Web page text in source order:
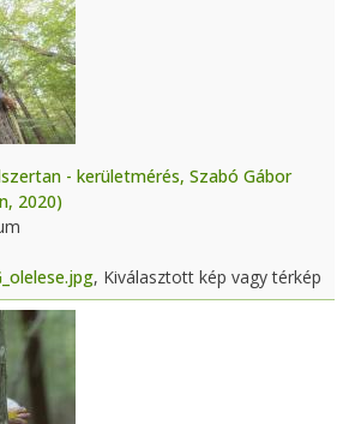
- kerületmérés, Szabó Gábor
2020)
, Kiválasztott kép vagy térkép